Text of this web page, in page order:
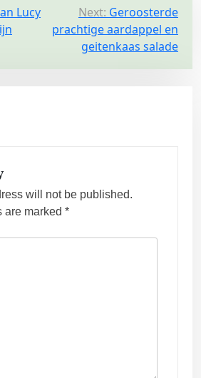
Lucy
Next: Geroosterde
prachtige aardappel en
geitenkaas salade
will not be published.
are marked *